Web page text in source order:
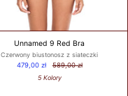
Unnamed 9 Red Bra
Czerwony biustonosz z siateczki
479,00 zł
589,00 zł
5 Kolory